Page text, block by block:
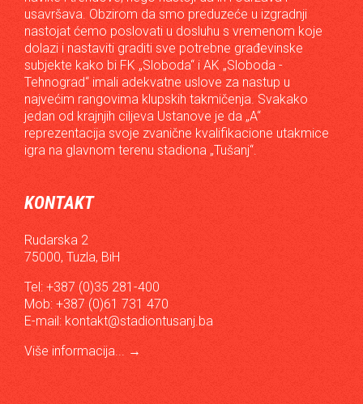
usavršava. Obzirom da smo preduzeće u izgradnji
nastojat ćemo poslovati u dosluhu s vremenom koje
dolazi i nastaviti graditi sve potrebne građevinske
subjekte kako bi FK „Sloboda“ i AK „Sloboda -
Tehnograd“ imali adekvatne uslove za nastup u
najvećim rangovima klupskih takmičenja. Svakako
jedan od krajnjih ciljeva Ustanove je da „A“
reprezentacija svoje zvanične kvalifikacione utakmice
igra na glavnom terenu stadiona „Tušanj“.
KONTAKT
Rudarska 2
75000, Tuzla, BiH
Tel: +387 (0)35 281-400
Mob: +387 (0)61 731 470
E-mail: kontakt@stadiontusanj.ba
Više informacija... →